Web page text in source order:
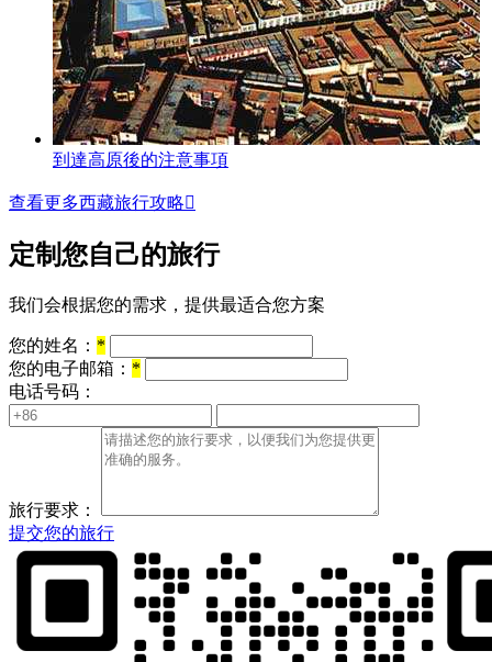
到達高原後的注意事項
查看更多西藏旅行攻略
定制您自己的旅行
我们会根据您的需求，提供最适合您方案
您的姓名： *
您的电子邮箱： *
电话号码：
旅行要求：
提交您的旅行